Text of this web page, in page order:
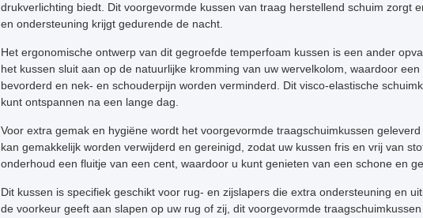
drukverlichting biedt. Dit voorgevormde kussen van traag herstellend schuim zorgt
en ondersteuning krijgt gedurende de nacht.
Het ergonomische ontwerp van dit gegroefde temperfoam kussen is een ander
het kussen sluit aan op de natuurlijke kromming van uw wervelkolom, waardoor
bevorderd en nek- en schouderpijn worden verminderd. Dit visco-elastische
kunt ontspannen na een lange dag.
Voor extra gemak en hygiëne wordt het voorgevormde traagschuimkussen
kan gemakkelijk worden verwijderd en gereinigd, zodat uw kussen fris en vrij van
onderhoud een fluitje van een cent, waardoor u kunt genieten van een schone en
Dit kussen is specifiek geschikt voor rug- en zijslapers die extra ondersteuning en
de voorkeur geeft aan slapen op uw rug of zij, dit voorgevormde